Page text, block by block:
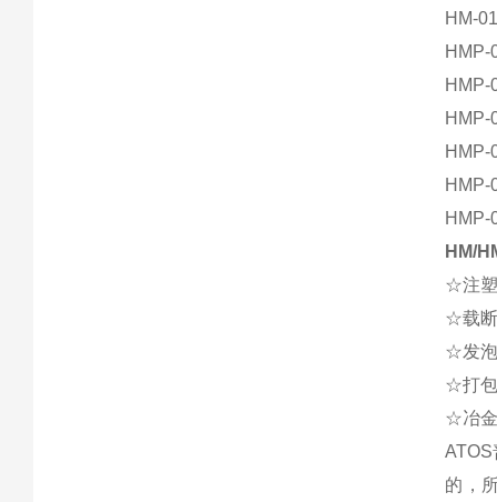
HM-
HMP-
HMP-
HMP-
HMP-
HMP-
HM/
☆注塑
☆载断
☆发泡
☆打包
☆冶金
的，